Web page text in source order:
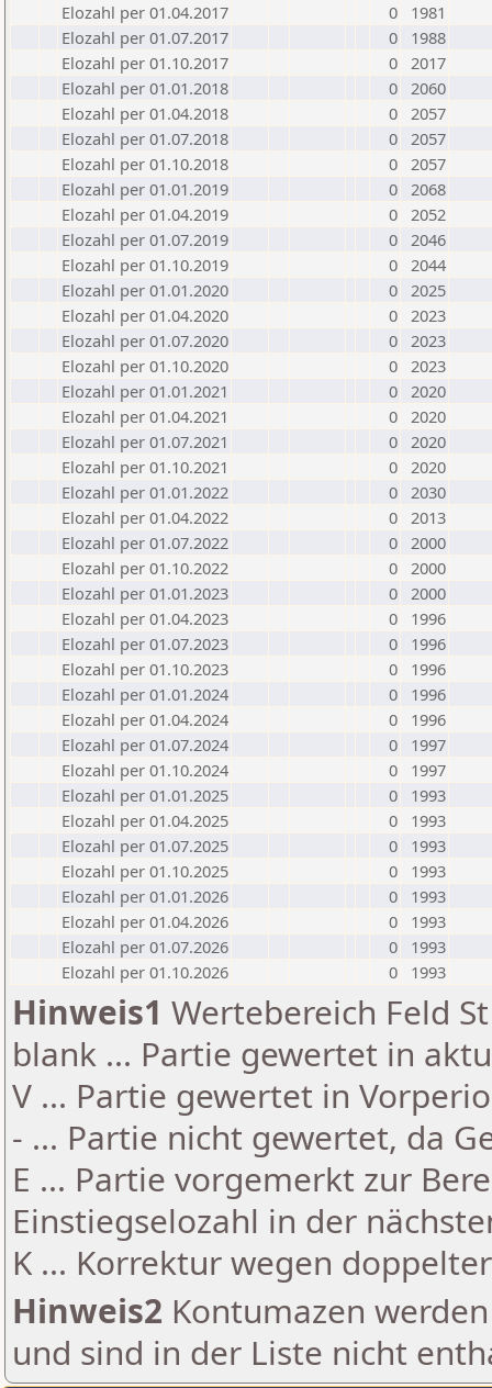
Elozahl per 01.04.2017
0
1981
Elozahl per 01.07.2017
0
1988
Elozahl per 01.10.2017
0 2017
Elozahl per 01.01.2018
0 2060
Elozahl per 01.04.2018
0 2057
Elozahl per 01.07.2018
0 2057
Elozahl per 01.10.2018
0 2057
Elozahl per 01.01.2019
0 2068
Elozahl per 01.04.2019
0 2052
Elozahl per 01.07.2019
0 2046
Elozahl per 01.10.2019
0 2044
Elozahl per 01.01.2020
0 2025
Elozahl per 01.04.2020
0 2023
Elozahl per 01.07.2020
0 2023
Elozahl per 01.10.2020
0 2023
Elozahl per 01.01.2021
0 2020
Elozahl per 01.04.2021
0 2020
Elozahl per 01.07.2021
0 2020
Elozahl per 01.10.2021
0 2020
Elozahl per 01.01.2022
0 2030
Elozahl per 01.04.2022
0 2013
Elozahl per 01.07.2022
0 2000
Elozahl per 01.10.2022
0 2000
Elozahl per 01.01.2023
0 2000
Elozahl per 01.04.2023
0
1996
Elozahl per 01.07.2023
0
1996
Elozahl per 01.10.2023
0
1996
Elozahl per 01.01.2024
0
1996
Elozahl per 01.04.2024
0
1996
Elozahl per 01.07.2024
0
1997
Elozahl per 01.10.2024
0
1997
Elozahl per 01.01.2025
0
1993
Elozahl per 01.04.2025
0
1993
Elozahl per 01.07.2025
0
1993
Elozahl per 01.10.2025
0
1993
Elozahl per 01.01.2026
0
1993
Elozahl per 01.04.2026
0
1993
Elozahl per 01.07.2026
0
1993
Elozahl per 01.10.2026
0 1993
Hinweis1 Wertebereich Feld
blank ... Partie gewertet in
V ... Partie gewertet in
- ... Partie nicht gewertet, da
E ... Partie vorgemerkt zur
Einstiegselozahl in der
K ... Korrektur wegen
Hinweis2 Kontumazen
und sind in der Liste nicht